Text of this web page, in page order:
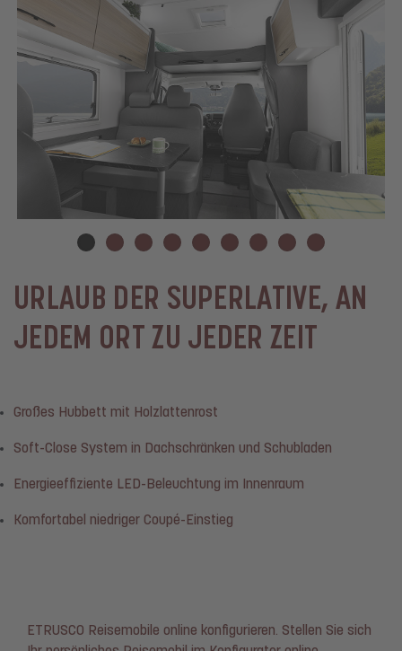
URLAUB DER SUPERLATIVE, AN
JEDEM ORT ZU JEDER ZEIT
Großes Hubbett mit Holzlattenrost
Soft-Close System in Dachschränken und Schubladen
Energieeffiziente LED-Beleuchtung im Innenraum
Komfortabel niedriger Coupé-Einstieg
ETRUSCO Reisemobile online konfigurieren. Stellen Sie sich